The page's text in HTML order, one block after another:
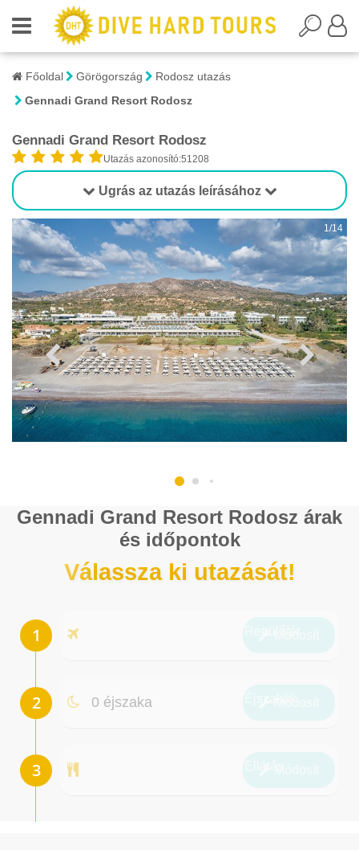
Főoldal Görögország
Rodosz utazás
Gennadi Grand Resort Rodosz
Gennadi Grand Resort Rodosz
Utazás azonosító:51208
Ugrás az utazás leírásához
1/14
Gennadi Grand Resort Rodosz árak
és időpontok
Válassza ki utazását!
0 éjszaka